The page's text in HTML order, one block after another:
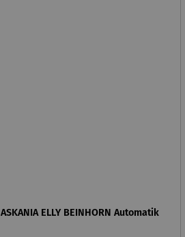
Armbanduhr | grün – ASKANIA ELLY BEINHORN Automatik